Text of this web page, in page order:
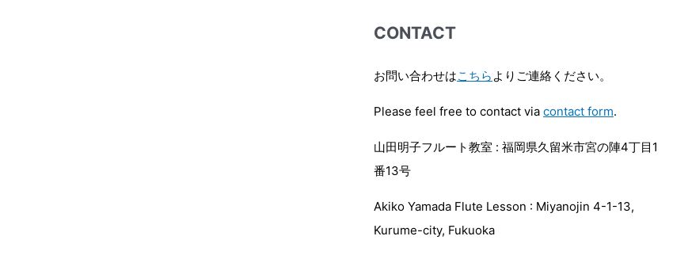
CONTACT
お問い合わせはこちら よりご連絡ください。
Please feel free to contact via contact form.
山田明子フルート教室 : 福岡県久留米市宮の陣4丁目1
番13号
Akiko Yamada Flute Lesson : Miyanojin 4-1-13,
Kurume-city, Fukuoka